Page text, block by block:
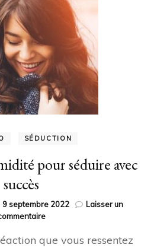
SÉDUCTION
pour séduire avec
succès
9 septembre 2022
Laisser un
sur
votre
que vous ressentez